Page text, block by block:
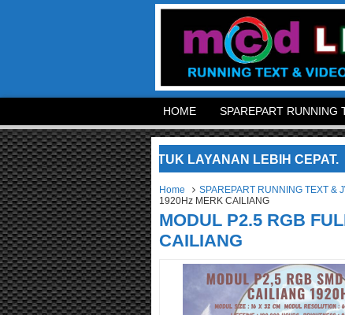
HOME SPAREPART RUNNING
KAMI UNTUK LAYANAN LEBIH CEPAT.
Home SPAREPART RUNNING TEXT &
1920Hz MERK CAILIANG
MODUL P2.5 RGB
CAILIANG